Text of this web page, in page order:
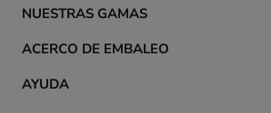
NUESTRAS GAMAS
ACERCO DE EMBALEO
AYUDA